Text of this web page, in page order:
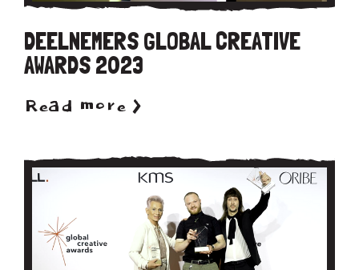
DEELNEMERS GLOBAL CREATIVE
AWARDS 2023
Read more >